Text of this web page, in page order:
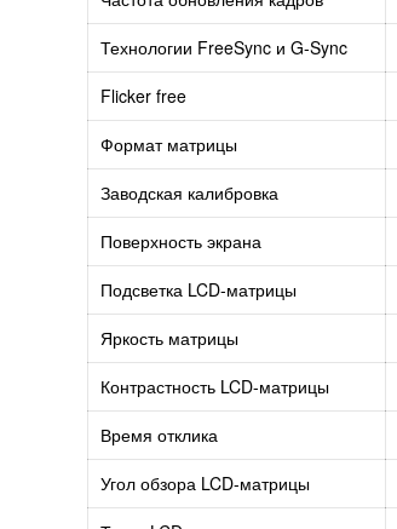
Технологии FreeSync и G-Sync
Flicker free
Формат матрицы
Заводская калибровка
Поверхность экрана
Подсветка LCD-матрицы
Яркость матрицы
Контрастность LCD-матрицы
Время отклика
Угол обзора LCD-матрицы